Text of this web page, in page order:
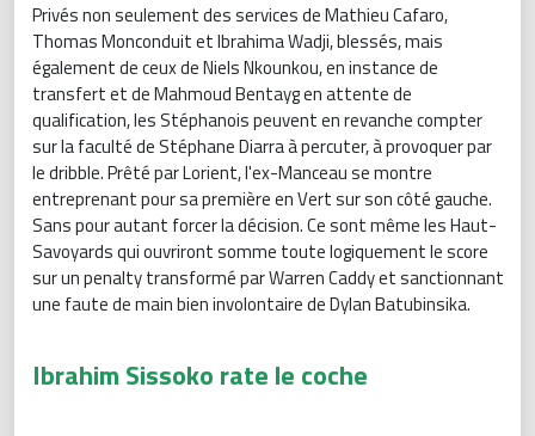
Privés non seulement des services de Mathieu Cafaro,
Thomas Monconduit et Ibrahima Wadji, blessés, mais
également de ceux de Niels Nkounkou, en instance de
transfert et de Mahmoud Bentayg en attente de
qualification, les Stéphanois peuvent en revanche compter
sur la faculté de Stéphane Diarra à percuter, à provoquer par
le dribble. Prêté par Lorient, l'ex-Manceau se montre
entreprenant pour sa première en Vert sur son côté gauche.
Sans pour autant forcer la décision. Ce sont même les Haut-
Savoyards qui ouvriront somme toute logiquement le score
sur un penalty transformé par Warren Caddy et sanctionnant
une faute de main bien involontaire de Dylan Batubinsika.
Ibrahim Sissoko rate le coche